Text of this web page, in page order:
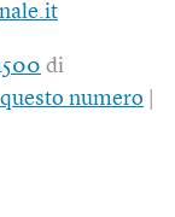
di
numero